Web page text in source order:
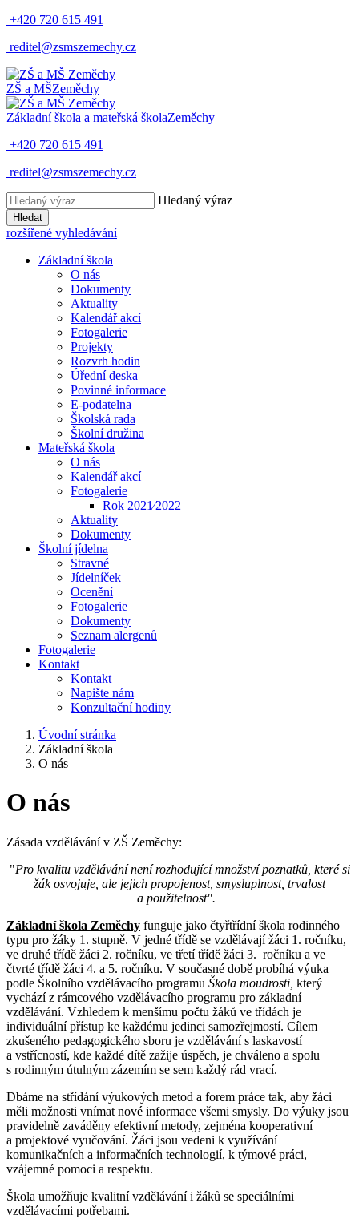
+420 720 615 491
reditel@zsmszemechy.cz
ZŠ a MŠZeměchy
Základní škola a mateřská školaZeměchy
+420 720 615 491
reditel@zsmszemechy.cz
Hledaný výraz
Hledat
rozšířené vyhledávání
Základní škola
O nás
Dokumenty
Aktuality
Kalendář akcí
Fotogalerie
Projekty
Rozvrh hodin
Úřední deska
Povinné informace
E-podatelna
Školská rada
Školní družina
Mateřská škola
O nás
Kalendář akcí
Fotogalerie
Rok 2021⁄2022
Aktuality
Dokumenty
Školní jídelna
Stravné
Jídelníček
Ocenění
Fotogalerie
Dokumenty
Seznam alergenů
Fotogalerie
Kontakt
Kontakt
Napište nám
Konzultační hodiny
Úvodní stránka
Základní škola
O nás
O nás
Zásada vzdělávání v ZŠ Zeměchy:
"Pro kvalitu vzdělávání není rozhodující množství poznatků, které si
žák osvojuje, ale jejich propojenost, smysluplnost, trvalost
a použitelnost".
Základní škola Zeměchy funguje jako čtyřtřídní škola rodinného
typu pro žáky 1. stupně. V jedné třídě se vzdělávají žáci 1. ročníku,
ve druhé třídě žáci 2. ročníku, ve třetí třídě žáci 3. ročníku a ve
čtvrté třídě žáci 4. a 5. ročníku. V současné době probíhá výuka
podle Školního vzdělávacího programu Škola moudrosti, který
vychází z rámcového vzdělávacího programu pro základní
vzdělávání. Vzhledem k menšímu počtu žáků ve třídách je
individuální přístup ke každému jedinci samozřejmostí. Cílem
zkušeného pedagogického sboru je vzdělávání s laskavostí
a vstřícností, kde každé dítě zažije úspěch, je chváleno a spolu
s rodinným útulným zázemím se sem každý rád vrací.
Dbáme na střídání výukových metod a forem práce tak, aby žáci
měli možnosti vnímat nové informace všemi smysly. Do výuky jsou
pravidelně zaváděny efektivní metody, zejména kooperativní
a projektové vyučování. Žáci jsou vedeni k využívání
komunikačních a informačních technologií, k týmové práci,
vzájemné pomoci a respektu.
Škola umožňuje kvalitní vzdělávání i žáků se speciálními
vzdělávacími potřebami.